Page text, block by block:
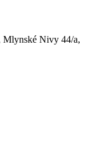
Mlynské Nivy 44/a,